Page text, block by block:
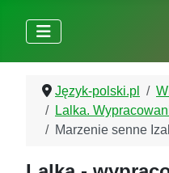
Język-polski.pl
Lalka.
Marzenie senne